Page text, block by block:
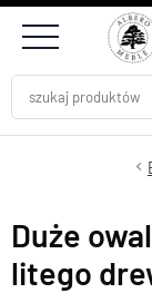
Duże
litego